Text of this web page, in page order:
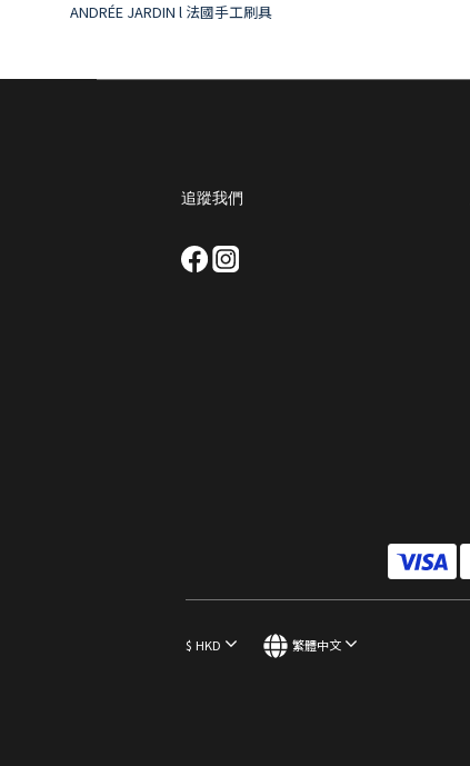
ANDRÉE JARDIN l 法國手工刷具
追蹤我們
$ HKD 繁體中文